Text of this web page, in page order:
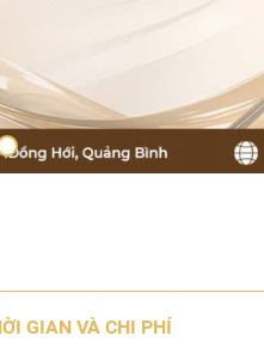
GIAN VÀ CHI PHÍ